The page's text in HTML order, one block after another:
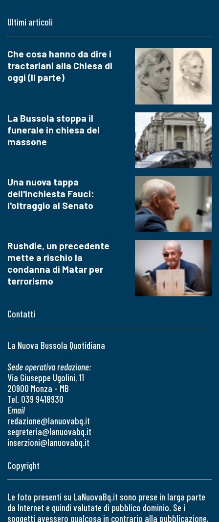
Contatti
La Nuova Bussola Quotidiana
Sede operativa redazione:
Via Giuseppe Ugolini, 11
20900 Monza - MB
Tel. 039 9418930
Email
redazione@lanuovabq.it
segreteria@lanuovabq.it
inserzioni@lanuovabq.it
Ultimi articoli
Che cosa hanno da dire i
tractariani alla Chiesa di
oggi (II parte)
La Bussola stoppa il
funerale in chiesa del
massone
Una nuova tappa
dell'inchiesta Fauci:
l'oltraggio al Senato
Rushdie, un precedente
mette a rischio la
condanna di Matar per
terrorismo
Copyright
Le foto presenti su LaNuovaBq.it sono prese in larga parte
da Internet e quindi valutate di pubblico dominio. Se i
soggetti avessero qualcosa in contrario alla pubblicazione,